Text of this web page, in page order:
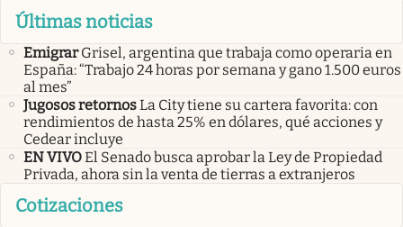
Últimas noticias
Emigrar Grisel, argentina que trabaja como operaria en
España: “Trabajo 24 horas por semana y gano 1.500 euros
al mes”
Jugosos retornosLa City tiene su cartera favorita: con
rendimientos de hasta 25% en dólares, qué acciones y
Cedear incluye
EN VIVOEl Senado busca aprobar la Ley de Propiedad
Privada, ahora sin la venta de tierras a extranjeros
Cotizaciones